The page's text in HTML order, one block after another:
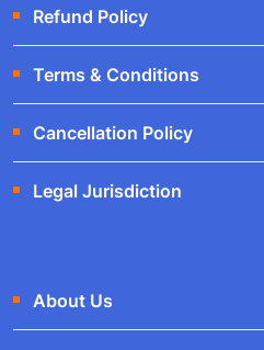
Refund Policy
Terms & Conditions
Cancellation Policy
Legal Jurisdiction
About Us